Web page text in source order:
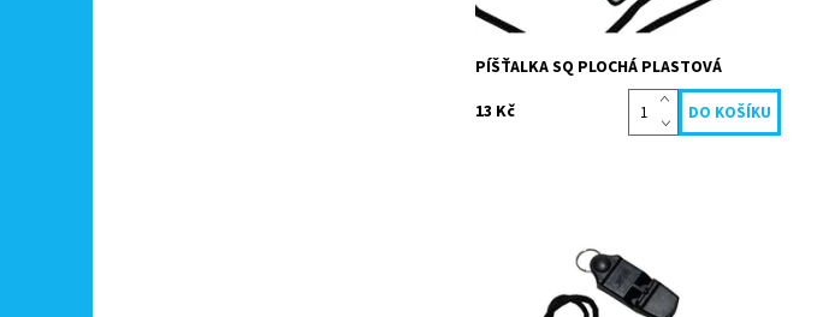
PÍŠŤALKA SQ PLOCHÁ PLASTOVÁ
13 Kč
Klasická plochá plastová píšťalka se
šňůrkou je vhodná pro všechny druhy